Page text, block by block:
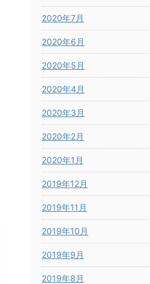
2020年7月
2020年6月
2020年5月
2020年4月
2020年3月
2020年2月
2020年1月
2019年12月
2019年11月
2019年10月
2019年9月
2019年8月